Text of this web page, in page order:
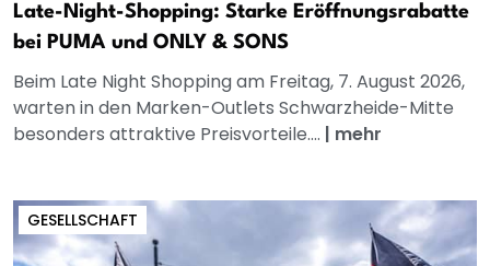
Late-Night-Shopping: Starke Eröffnungsrabatte
bei PUMA und ONLY & SONS
Beim Late Night Shopping am Freitag, 7. August 2026,
warten in den Marken-Outlets Schwarzheide-Mitte
besonders attraktive Preisvorteile.... | mehr
GESELLSCHAFT